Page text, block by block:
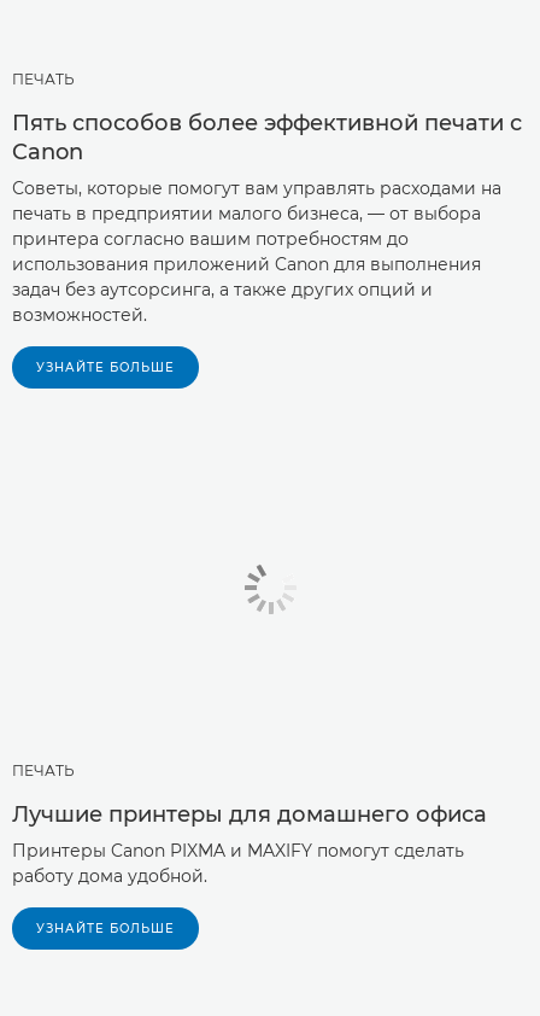
ПЕЧАТЬ
Пять способов более эффективной печати с
Canon
Советы, которые помогут вам управлять расходами на
печать в предприятии малого бизнеса, — от выбора
принтера согласно вашим потребностям до
использования приложений Canon для выполнения
задач без аутсорсинга, а также других опций и
возможностей.
УЗНАЙТЕ БОЛЬШЕ
ПЕЧАТЬ
Лучшие принтеры для домашнего офиса
Принтеры Canon PIXMA и MAXIFY помогут сделать
работу дома удобной.
УЗНАЙТЕ БОЛЬШЕ